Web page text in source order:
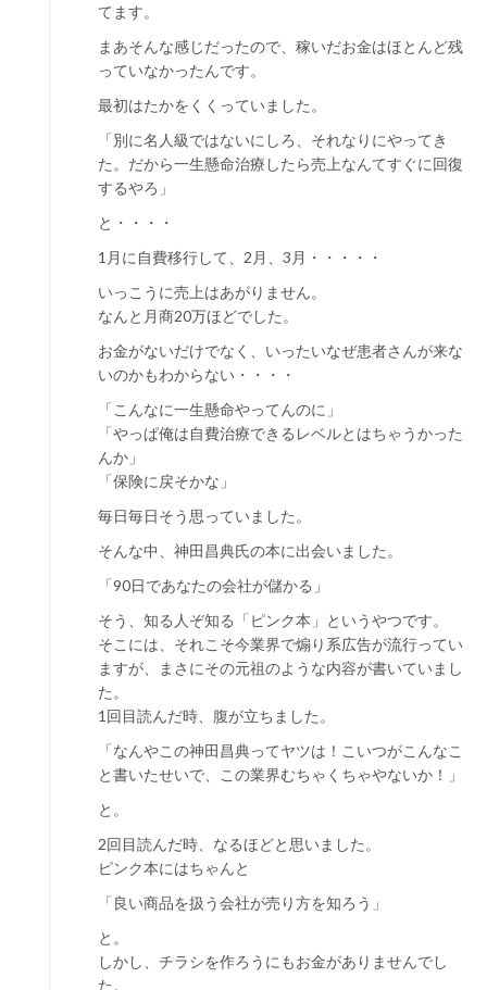
てます。
まあそんな感じだったので、稼いだお金はほとんど残
っていなかったんです。
最初はたかをくくっていました。
「別に名人級ではないにしろ、それなりにやってき
た。だから一生懸命治療したら売上なんてすぐに回復
するやろ」
と・・・・
1月に自費移行して、2月、3月・・・・・
いっこうに売上はあがりません。
なんと月商20万ほどでした。
お金がないだけでなく、いったいなぜ患者さんが来な
いのかもわからない・・・・
「こんなに一生懸命やってんのに」
「やっぱ俺は自費治療できるレベルとはちゃうかった
んか」
「保険に戻そかな」
毎日毎日そう思っていました。
そんな中、神田昌典氏の本に出会いました。
「90日であなたの会社が儲かる」
そう、知る人ぞ知る「ピンク本」というやつです。
そこには、それこそ今業界で煽り系広告が流行ってい
ますが、まさにその元祖のような内容が書いていまし
た。
1回目読んだ時、腹が立ちました。
「なんやこの神田昌典ってヤツは！こいつがこんなこ
と書いたせいで、この業界むちゃくちゃやないか！」
と。
2回目読んだ時、なるほどと思いました。
ピンク本にはちゃんと
「良い商品を扱う会社が売り方を知ろう」
と。
しかし、チラシを作ろうにもお金がありませんでし
た。